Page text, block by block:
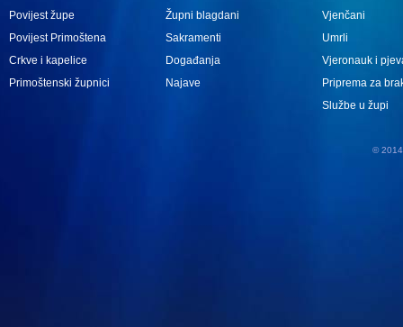
Povijest župe
Povijest Primoštena
Crkve i kapelice
Primoštenski župnici
Župni blagdani
Sakramenti
Događanja
Najave
Vjenčani
Umrli
Vjeronauk i
Priprema za
Službe u župi
© 2014